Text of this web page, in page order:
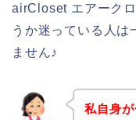
airCloset エアーク
うか迷っている人は
ません♪
私自身